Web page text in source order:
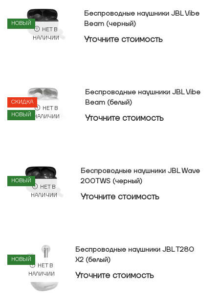
НОВЫЙ
НЕТ В
НАЛИЧИИ
Беспроводные наушники JBL Vibe
Beam (черный)
Уточнитe стоимость
СКИДКА
НОВЫЙ
НЕТ В
НАЛИЧИИ
Беспроводные наушники JBL Vibe
Beam (белый)
Уточнитe стоимость
НОВЫЙ
НЕТ В
НАЛИЧИИ
Беспроводные наушники JBL Wave
200TWS (черный)
Уточнитe стоимость
НОВЫЙ
НЕТ В
НАЛИЧИИ
Беспроводные наушники JBL T280
X2 (белый)
Уточнитe стоимость